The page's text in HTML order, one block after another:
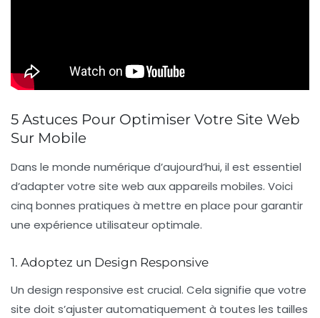
5 Astuces Pour Optimiser Votre Site Web
Sur Mobile
Dans le monde numérique d’aujourd’hui, il est essentiel
d’adapter votre site web aux appareils mobiles. Voici
cinq bonnes pratiques à mettre en place pour garantir
une expérience utilisateur optimale.
1. Adoptez un Design Responsive
Un design responsive est crucial. Cela signifie que votre
site doit s’ajuster automatiquement à toutes les tailles